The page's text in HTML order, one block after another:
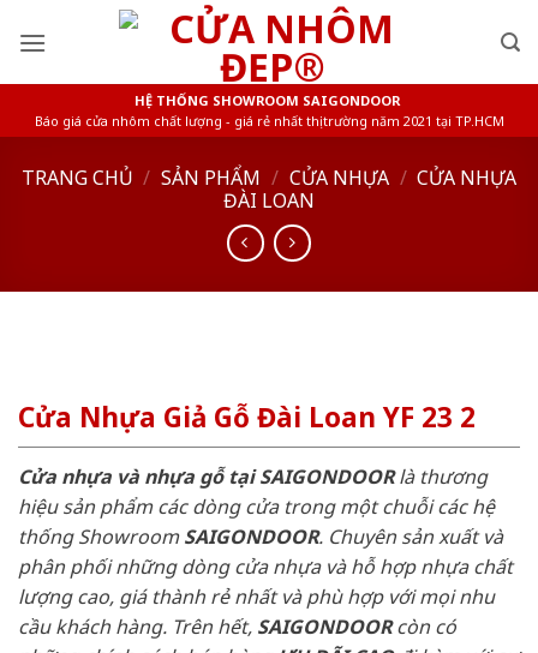
HỆ THỐNG SHOWROOM SAIGONDOOR
Báo giá cửa nhôm chất lượng - giá rẻ nhất thị trường năm 2021 tại TP.HCM
TRANG CHỦ / SẢN PHẨM / CỬA NHỰA / CỬA NHỰA
ĐÀI LOAN
Cửa Nhựa Giả Gỗ Đài Loan YF 23 2
Cửa nhựa và nhựa gỗ tại SAIGONDOORlà thương
hiệu sản phẩm các dòng cửa trong một chuỗi các hệ
thống ShowroomSAIGONDOOR. Chuyên sản xuất và
phân phối những dòng cửa nhựa và hỗ hợp nhựa chất
lượng cao, giá thành rẻ nhất và phù hợp với mọi nhu
cầu khách hàng. Trên hết, SAIGONDOORcòn có